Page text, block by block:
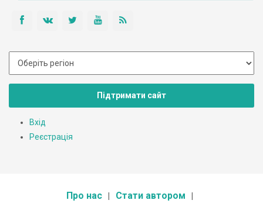
Підтримати сайт
Вхід
Реєстрація
Про нас Стати автором